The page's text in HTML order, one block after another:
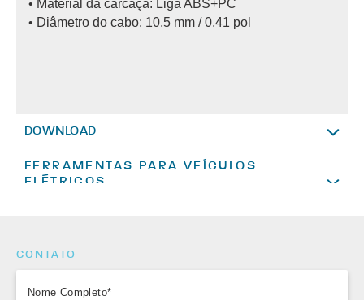
• Material da carcaça: Liga ABS+PC
• Diâmetro do cabo: 10,5 mm / 0,41 pol
DOWNLOAD
Manual de instruções
FERRAMENTAS PARA VEÍCULOS
ELÉTRICOS
Conheça a linha de ferramentas para veículos
CONTATO
Nome Completo*